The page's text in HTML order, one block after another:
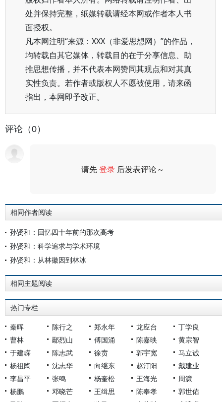
处并保持完整，纸媒转载请经本网或作者本人书
面授权。
凡本网注明“来源：XXX（非爱思想网）”的作品，
均转载自其它媒体，转载目的在于分享信息、助
推思想传播，并不代表本网赞同其观点和对其真
实性负责。若作者或版权人不愿被使用，请来函
指出，本网即予改正。
评论（0）
请先登录 后发表评论～
相同作者阅读
孙贤和：回忆四十年前的那次高考
孙贤和：科学追求与学术环境
孙贤和：从林徽因到林冰
相同主题阅读
热门专栏
秦晖 陈行之 郑永年 龙应台
丁学良
曹林
鄢烈山 傅国涌 陈嘉映
黄宗智
于建嵘
陈志武 徐贲 郭宇宽
马立诚
杨祖陶
沈志华 向继东 赵汀阳
戴建业
李昌平
张鸣 杨奎松 王海光
周濂
杨鹏
邓晓芒 王缉思 陈奉孝
郭世佑